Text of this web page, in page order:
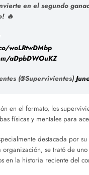
en el segundo
🔥
woLRtwDMbp
aDpbDWOuKZ
(@Supervivientes)
en el formato, los
físicas y mentales para
destacada por
se trató de
en la historia reciente del